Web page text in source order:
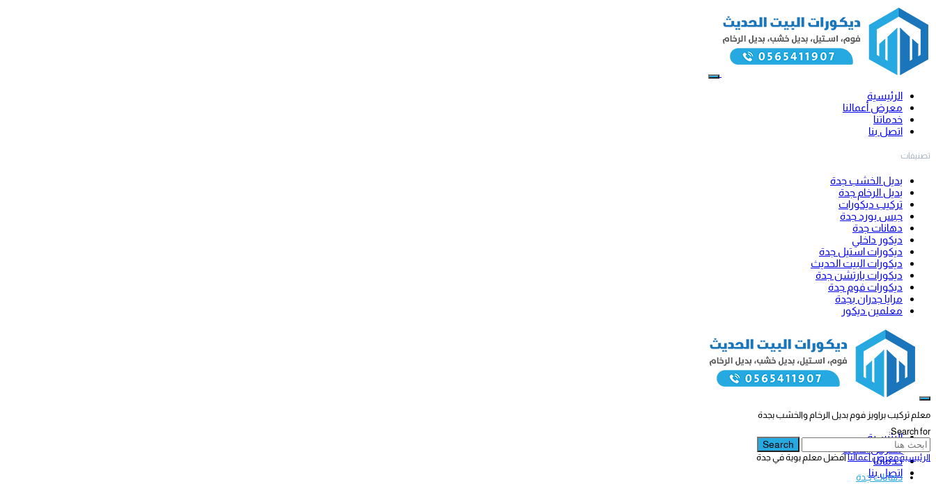
الرئيسية
معرض أعمالنا
خدماتنا
اتصل بنا
تصنيفات
بديل الخشب جدة
بديل الرخام جدة
تركيب ديكورات
جبس بورد جدة
دهانات جدة
ديكور داخلي
ديكورات استيل جدة
ديكورات البيت الحديث
ديكورات بارتشن جدة
ديكورات فوم جدة
مرايا جدران بجدة
معلمين ديكور
معلم تركيب براويز فوم بديل الرخام والخشب بجدة
الرئيسية
معرض أعمالنا
خدماتنا
اتصل بنا
Search for:
Search
الرئيسيةمعرض أعمالناافضل معلم بوية في جدة
دهانات جدة